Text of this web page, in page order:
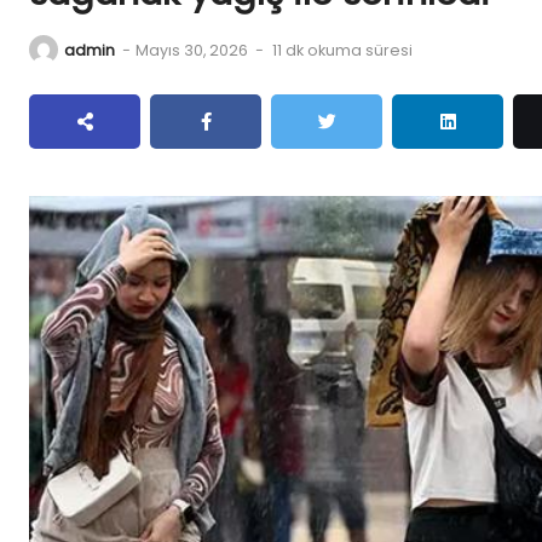
admin - Mayıs 30, 2026 - 11 dk okuma süresi